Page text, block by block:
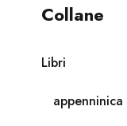
Collane
Libri
appenninica